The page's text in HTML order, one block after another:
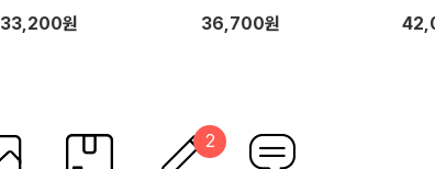
33,200원 36,700원
2